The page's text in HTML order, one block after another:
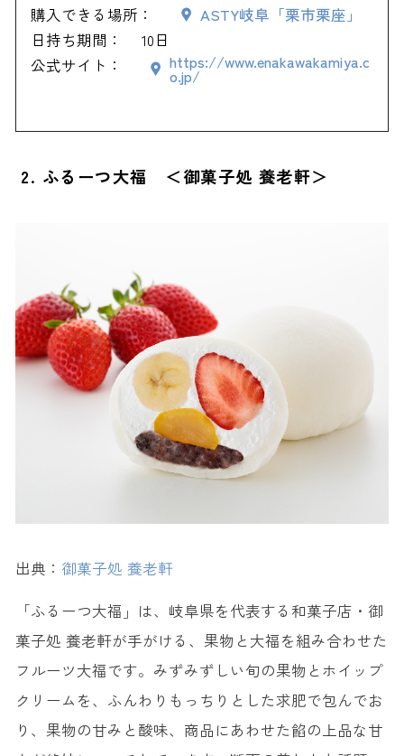
購入できる場所：
ASTY岐阜「栗市栗座」
日持ち期間：
10日
公式サイト：
https://www.enakawakamiya.c
o.jp/
2. ふるーつ大福 ＜御菓子処 養老軒＞
出典： 御菓子処 養老軒
「ふるーつ大福」は、岐阜県を代表する和菓子店・御
菓子処 養老軒が手がける、果物と大福を組み合わせた
フルーツ大福です。みずみずしい旬の果物とホイップ
クリームを、ふんわりもっちりとした求肥で包んでお
り、果物の甘みと酸味、商品にあわせた餡の上品な甘